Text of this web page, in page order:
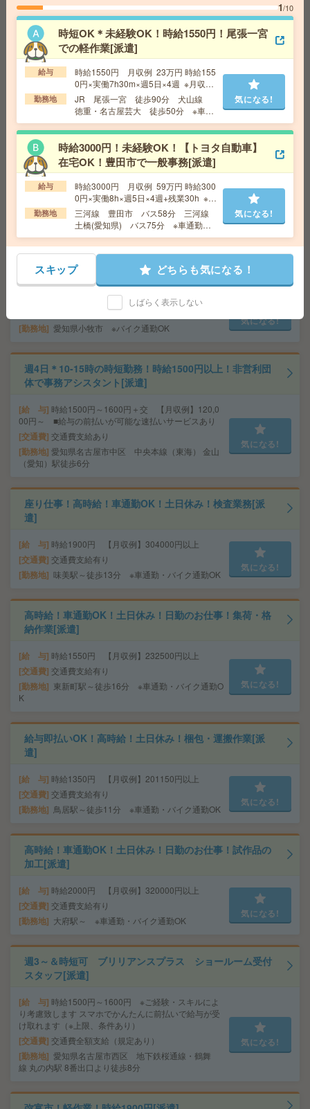
＜未経験OK！＞動きあり！試験センターで受付・案内＠
名古屋駅[派遣]
給 与
時給1400円 【月収例】時給1400円×実働8
時間×月21日＝235,200円
交通費 全額支給
勤務地 名古屋駅徒歩2分 ※JR中央線、名鉄各線、近
鉄、あおなみ線、地下鉄東山線も便利！
気になる!
【江南/1500円】9～17時もOK！残業なし！自分ペースで
1人事務[派遣]
給 与 時給1500円 月収例 240,000円
全額支給
勤務地 江南駅車10分
気になる!
座り仕事！給与即払いOK！高時給！土日休み！箱詰め・
出荷作業[派遣]
交通費支給有り
勤務地 愛知県小牧市 ※バイク通勤OK
気になる!
週4日＊10-15時の時短勤務！時給1500円以上！非営利団
体で事務アシスタント[派遣]
給 与 時給1500円～1600円＋交 【月収例】120,0
00円～ ■給与の前払いが可能な速払いサービスあり
交通費 交通費支給あり
勤務地 愛知県名古屋市中区 中央本線（東海） 金山
（愛知）駅徒歩6分
気になる!
座り仕事！高時給！車通勤OK！土日休み！検査業務[派
遣]
給 与 時給1900円 【月収例】304000円以上
交通費 交通費支給有り
勤務地 味美駅～徒歩13分 ※車通勤・バイク通勤OK
気になる!
高時給！車通勤OK！土日休み！日勤のお仕事！集荷・格
納作業[派遣]
給 与 時給1550円 【月収例】232500円以上
交通費 交通費支給有り
勤務地
東新町駅～徒歩16分 ※車通勤・バイク通勤O
K
気になる!
給与即払いOK！高時給！土日休み！梱包・運搬作業[派
遣]
給 与 時給1350円 【月収例】201150円以上
交通費 交通費支給有り
勤務地 鳥居駅～徒歩11分 ※車通勤・バイク通勤OK
気になる!
高時給！車通勤OK！土日休み！日勤のお仕事！試作品の
加工[派遣]
給 与 時給2000円 【月収例】320000円以上
交通費 交通費支給有り
勤務地 大府駅～ ※車通勤・バイク通勤OK
気になる!
週3～＆時短可 ブリリアンスプラス ショールーム受付
スタッフ[派遣]
給 与 時給1500円～1600円 ※ご経験・スキルによ
り考慮致します スマホでかんたんに前払いで給与が受
け取れます（※上限、条件あり）
交通費 交通費全額支給（規定あり）
勤務地 愛知県名古屋市西区 地下鉄桜通線・鶴舞
線 丸の内駅 8番出口より徒歩8分
気になる!
1/10
時短OK＊未経験OK！時給1550円！尾張一宮
での軽作業[派遣]
給与
時給1550円 月収例 23万円 時給155
0円×実働7h30m×週5日×4週 ※月収例
を保証するものではありません。※給
与即受取りサービス利用可（利用条件
有）
勤務地
JR 尾張一宮 徒歩90分 犬山線
徳重・名古屋芸大 徒歩50分 ※車通
勤可能
気になる!
時給3000円！未経験OK！【トヨタ自動車】
在宅OK！豊田市で一般事務[派遣]
給与
時給3000円 月収例 59万円 時給300
0円×実働8h×週5日×4週+残業30h ※月
収例を保証するものではありません。
勤務地
三河線 豊田市 バス58分 三河線
土橋(愛知県) バス75分 ※車通勤可
能
気になる!
スキップ どちらも気になる！
しばらく表示しない